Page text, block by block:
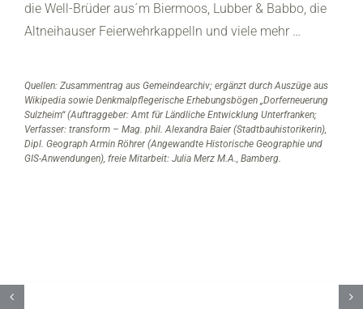
die Well-Brüder aus´m Biermoos, Lubber & Babbo, die
Altneihauser Feierwehrkappelln und viele mehr …
Quellen: Zusammentrag aus Gemeindearchiv; ergänzt durch Auszüge aus
Wikipedia sowie Denkmalpflegerische Erhebungsbögen „Dorferneuerung
Sulzheim“ (Auftraggeber: Amt für Ländliche Entwicklung Unterfranken;
Verfasser: transform – Mag. phil. Alexandra Baier (Stadtbauhistorikerin),
Dipl. Geograph Armin Röhrer (Angewandte Historische Geographie und
GIS-Anwendungen), freie Mitarbeit: Julia Merz M.A., Bamberg.